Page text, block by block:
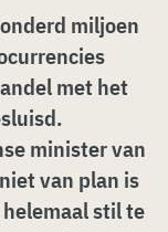
miljoen
met het
minister van
van plan is
stil te